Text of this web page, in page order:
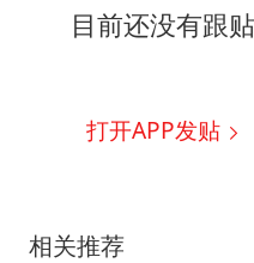
目前还没有跟
打开APP发贴
相关推荐